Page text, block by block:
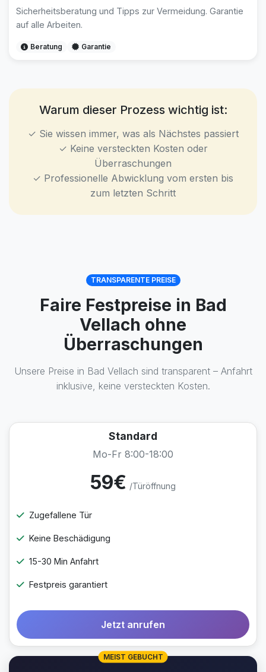
Sicherheitsberatung und Tipps zur Vermeidung. Garantie
auf alle Arbeiten.
Beratung Garantie
Warum dieser Prozess wichtig ist:
✓ Sie wissen immer, was als Nächstes passiert
✓ Keine versteckten Kosten oder
Überraschungen
✓ Professionelle Abwicklung vom ersten bis
zum letzten Schritt
TRANSPARENTE PREISE
Faire Festpreise in Bad
Vellach ohne
Überraschungen
Unsere Preise in Bad Vellach sind transparent – Anfahrt
inklusive, keine versteckten Kosten.
Standard
Mo-Fr 8:00-18:00
59€ /Türöffnung
Zugefallene Tür
Keine Beschädigung
15-30 Min Anfahrt
Festpreis garantiert
Jetzt anrufen
MEIST GEBUCHT